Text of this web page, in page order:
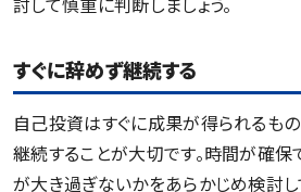
すぐに辞めず継続する
自己投資はすぐに成果が得られるも
継続することが大切です。時間が確保
が大き過ぎないかをあらかじめ検討し